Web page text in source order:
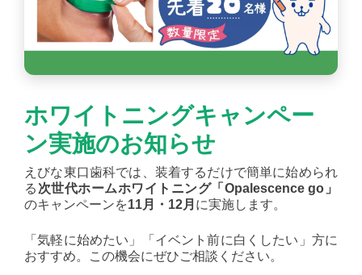
ホワイトニングキャンペー
ン実施のお知らせ
えびな東口歯科では、装着するだけで簡単に始められ
る 次世代ホームホワイトニング「Opalescence go」
のキャンペーンを11月・12月 に実施します。
「気軽に始めたい」「イベント前に白くしたい」方に
おすすめ。この機会にぜひご相談ください。